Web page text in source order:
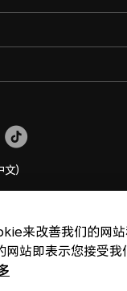
文)
终端股份有限公司 2020-2026 保
来改善我们的网
网站即表示您接受